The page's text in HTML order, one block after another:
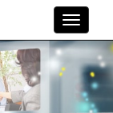
Toggle